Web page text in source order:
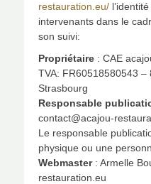
restauration.eu/
intervenants dans le
son suivi:
Propriétaire : CAE
TVA: FR60518580543
Strasbourg
Responsable
contact@acajou-
Le responsable
physique ou une
Webmaster: Armelle
restauration.eu